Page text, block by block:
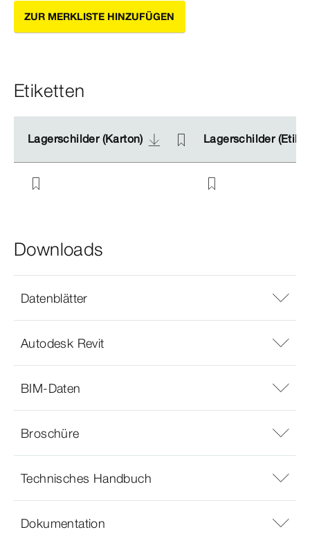
ZUR MERKLISTE HINZUFÜGEN
Etiketten
Lagerschilder (Karton) Lagerschilder
Lagerschilder (Karton) Lagerschilder
Downloads
Datenblätter
Autodesk Revit
BIM-Daten
Broschüre
Technisches Handbuch
Dokumentation